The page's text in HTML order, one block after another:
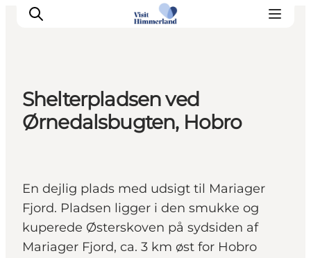
Oplev Himmerland
Udforsk naturen
Planlæg din ferie
Book Oplevelser
Praktisk info
Shelterpladsen ved
Ørnedalsbugten, Hobro
En dejlig plads med udsigt til Mariager
Fjord. Pladsen ligger i den smukke og
kuperede Østerskoven på sydsiden af
Mariager Fjord, ca. 3 km øst for Hobro